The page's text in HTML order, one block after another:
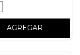
AGREGAR